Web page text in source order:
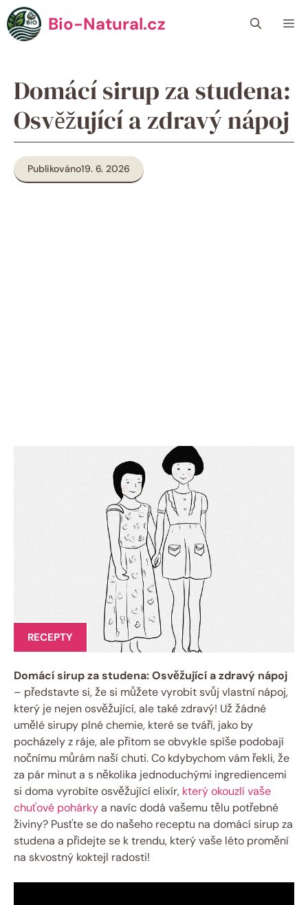
Přeskočit
na
obsah
Bio-Natural.cz
Domácí sirup za studena:
Osvěžující a zdravý nápoj
Publikováno19. 6. 2026
RECEPTY
Domácí sirup za studena: Osvěžující a zdravý nápoj
– představte si, že si můžete vyrobit svůj vlastní nápoj,
který je nejen osvěžující, ale také zdravý! Už žádné
umělé sirupy plné chemie, které se tváří, jako by
pocházely z ráje, ale přitom se obvykle spíše podobají
nočnímu můrám naší chuti. Co kdybychom vám řekli, že
za pár minut a s několika jednoduchými ingrediencemi
si doma vyrobíte osvěžující elixír, který okouzlí vaše
chuťové pohárkya navíc dodá vašemu tělu potřebné
živiny? Pusťte se do našeho receptu na domácí sirup za
studena a přidejte se k trendu, který vaše léto promění
na skvostný koktejl radosti!